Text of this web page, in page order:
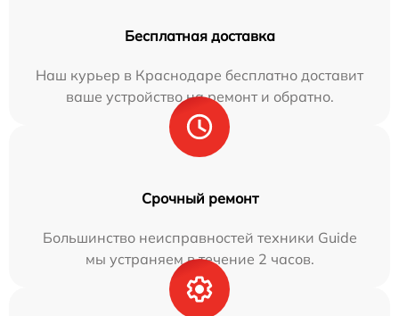
Бесплатная доставка
Наш курьер в Краснодаре бесплатно доставит
ваше устройство на ремонт и обратно.
Срочный ремонт
Большинство неисправностей техники Guide
мы устраняем в течение 2 часов.